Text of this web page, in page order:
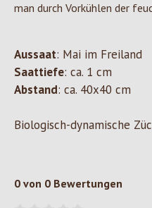
man durch Vorkühlen der
Aussaat: Mai im Freiland
Saattiefe: ca. 1 cm
Abstand: ca. 40x40 cm
Biologisch-dynamische
0 von 0 Bewertungen